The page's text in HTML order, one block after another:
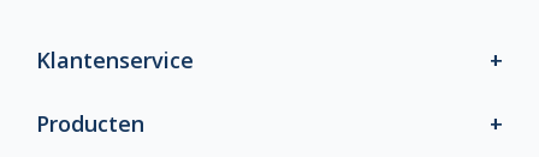
Klantenservice
Producten